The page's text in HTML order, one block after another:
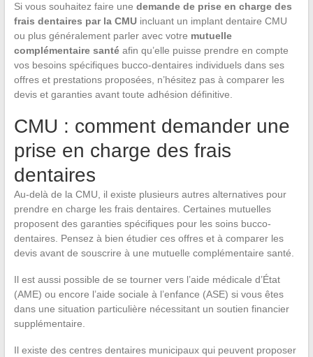
Si vous souhaitez faire une demande de prise en charge des
frais dentaires par la CMUincluant un implant dentaire CMU
ou plus généralement parler avec votre mutuelle
complémentaire santéafin qu’elle puisse prendre en compte
vos besoins spécifiques bucco-dentaires individuels dans ses
offres et prestations proposées, n’hésitez pas à comparer les
devis et garanties avant toute adhésion définitive.
CMU : comment demander une
prise en charge des frais
dentaires
Au-delà de la CMU, il existe plusieurs autres alternatives pour
prendre en charge les frais dentaires. Certaines mutuelles
proposent des garanties spécifiques pour les soins bucco-
dentaires. Pensez à bien étudier ces offres et à comparer les
devis avant de souscrire à une mutuelle complémentaire santé.
Il est aussi possible de se tourner vers l’aide médicale d’État
(AME) ou encore l’aide sociale à l’enfance (ASE) si vous êtes
dans une situation particulière nécessitant un soutien financier
supplémentaire.
Il existe des centres dentaires municipaux qui peuvent proposer